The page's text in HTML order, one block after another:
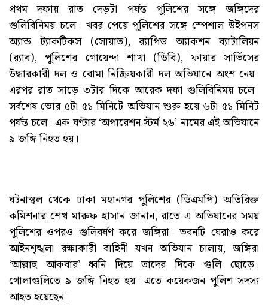
প্রথম দফায় রাত দেড়টা পর্যন্ত পুলিশের সঙ্গে জঙ্গিদের
গুলিবিনিময় চলে। খবর পেয়ে পুলিশের সঙ্গে স্পেশাল উইপনস
অ্যান্ড ট্যাকটিকস (সোয়াত), র‌্যাপিড অ্যাকশন ব্যাটালিয়ন
(র‌্যাব), পুলিশের গোয়েন্দা শাখা (ডিবি), ফায়ার সার্ভিসের
উদ্ধারকারী দল ও বোমা নিষ্ক্রিয়কারী দল অভিযানে অংশ নেয়।
এরপর রাত সাড়ে ৩টার দিকে আরেক দফা গুলিবিনিময় চলে।
সর্বশেষ ভোর ৫টা ৫১ মিনিটে অভিযান শুরু হয়ে ৬টা ৫১ মিনিট
পর্যন্ত চলে। এক ঘণ্টার ‘অপারেশন স্টর্ম ২৬’ নামের এই অভিযানে
৯ জঙ্গি নিহত হয়।
ঘটনাস্থল থেকে ঢাকা মহানগর পুলিশের (ডিএমপি) অতিরিক্ত
কমিশনার শেখ মারুফ হাসান জানান, রাতে এ অভিযানের সময়
পুলিশের ওপরও গুলিবর্ষণ করে জঙ্গিরা। ভবনটি ঘেরাও করে
আইনশৃঙ্খলা রক্ষাকারী বাহিনী যখন অভিযান চালায়, জঙ্গিরা
‘আল্লাহু আকবার’ ধ্বনি দিয়ে তাদের দিকে গুলি ছোড়ে।
গোলাগুলিতে ৯ জঙ্গি নিহত হয়। এতে কয়েকজন পুলিশ সদস্য
আহত হয়েছেন।